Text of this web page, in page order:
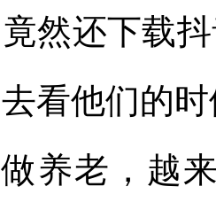
然还下载
看他们的
养老，越